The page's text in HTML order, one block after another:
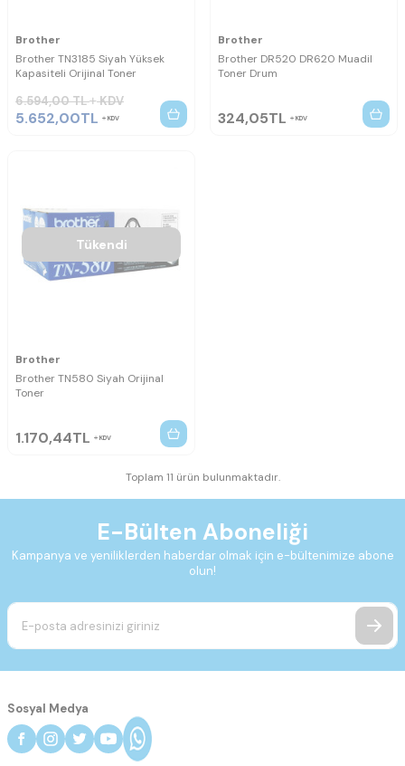
Brother
Brother TN3185 Siyah Yüksek
Kapasiteli Orijinal Toner
6.594,00TL KDV
5.652,00TL KDV
Brother
Brother DR520 DR620 Muadil
Toner Drum
324,05TL KDV
Tükendi
Brother
Brother TN580 Siyah Orijinal
Toner
1.170,44TL KDV
Toplam 11 ürün bulunmaktadır.
E-Bülten Aboneliği
Kampanya ve yeniliklerden haberdar olmak için e-bültenimize abone
olun!
Sosyal Medya